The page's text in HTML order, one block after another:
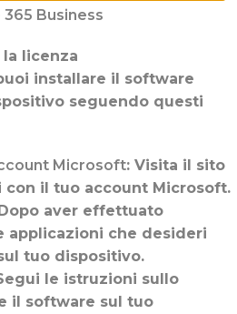
Business
licenza
installare il software
seguendo questi
Microsoft: Visita il sito
con il tuo account Microsoft.
aver effettuato
applicazioni che desideri
tuo dispositivo.
le istruzioni sullo
il software sul tuo